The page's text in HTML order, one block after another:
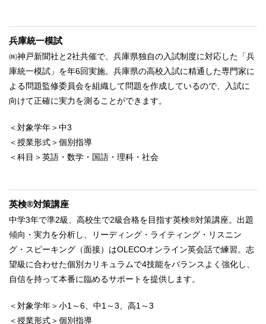
兵庫統一模試
㈱神戸新聞社と2社共催で、兵庫県独自の入試制度に対応した「兵
庫統一模試」を年6回実施。兵庫県の高校入試に精通した専門家に
よる問題監修委員会を組織して問題を作成しているので、入試に
向けて正確に実力を測ることができます。
＜対象学年＞中3
＜授業形式＞個別指導
＜科目＞英語・数学・国語・理科・社会
英検®対策講座
中学3年で準2級、高校生で2級合格を目指す英検®対策講座。出題
傾向・実力を分析し、リーディング・ライティング・リスニン
グ・スピーキング（面接）はOLECOオンライン英会話で練習。志
望級に合わせた個別カリキュラムで4技能をバランスよく強化し、
自信を持って本番に臨めるサポートを提供します。
＜対象学年＞小1～6、中1～3、高1～3
＜授業形式＞個別指導